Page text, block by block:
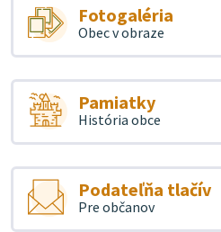
Fotogaléria
Obec v obraze
Pamiatky
História obce
Podateľňa tlačív
Pre občanov